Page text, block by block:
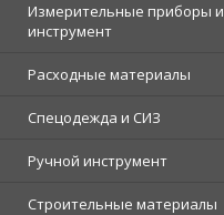
Измерительные приборы и
инструмент
Расходные материалы
Спецодежда и СИЗ
Ручной инструмент
Строительные материалы